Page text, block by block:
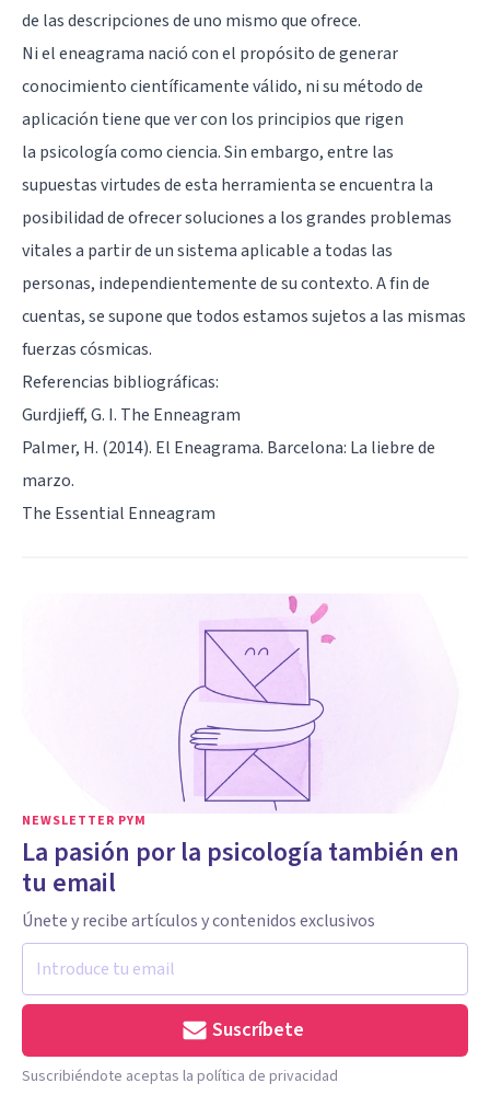
de las descripciones de uno mismo que ofrece.
Ni el eneagrama nació con el propósito de generar
conocimiento científicamente válido, ni su método de
aplicación tiene que ver con los principios que rigen
la psicología como ciencia. Sin embargo, entre las
supuestas virtudes de esta herramienta se encuentra la
posibilidad de ofrecer soluciones a los grandes problemas
vitales a partir de un sistema aplicable a todas las
personas, independientemente de su contexto. A fin de
cuentas, se supone que todos estamos sujetos a las mismas
fuerzas cósmicas.
Referencias bibliográficas:
Gurdjieff, G. I. The Enneagram
Palmer, H. (2014). El Eneagrama. Barcelona: La liebre de
marzo.
The Essential Enneagram
NEWSLETTER PYM
La pasión por la psicología también en
tu email
Únete y recibe artículos y contenidos exclusivos
Suscríbete
Suscribiéndote aceptas la política de privacidad